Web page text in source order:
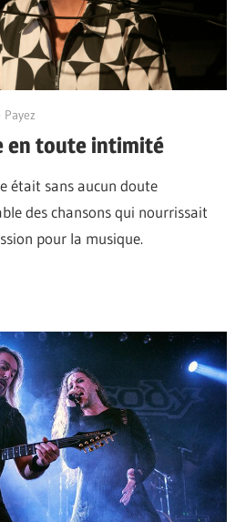
en toute intimité
était sans aucun doute
des chansons qui nourrissait
pour la musique.